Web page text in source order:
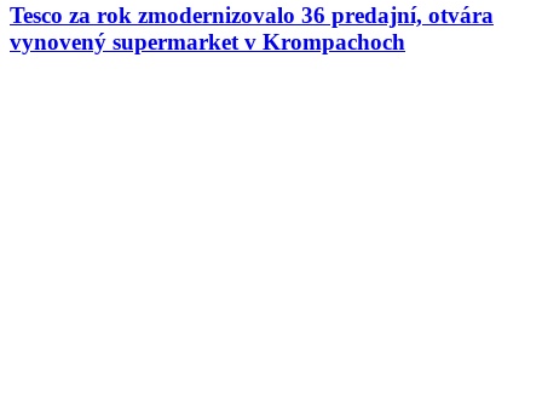
Tesco za rok zmodernizovalo 36 predajní, otvára
vynovený supermarket v Krompachoch